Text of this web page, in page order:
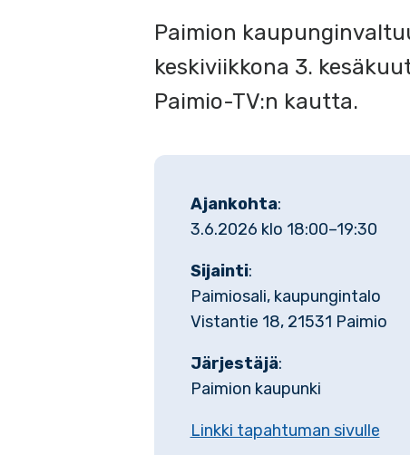
Paimion
keskiviikkona 3.
Paimio-TV:n kautta.
Ajankohta:
3.6.2026 klo 18:00–19:30
Sijainti:
Paimiosali, kaupungintalo
Vistantie 18, 21531 Paimio
Järjestäjä:
Paimion kaupunki
Linkki tapahtuman sivulle